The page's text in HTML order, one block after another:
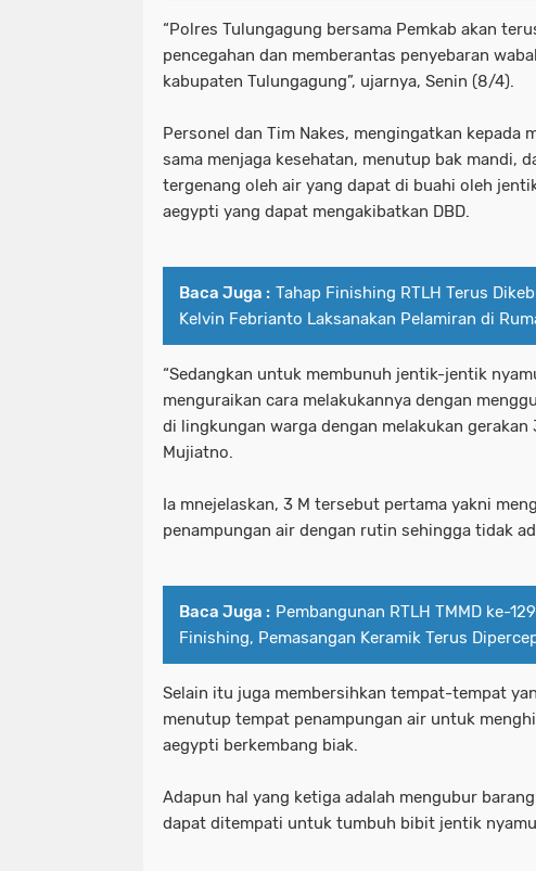
“Polres Tulungagung bersama Pemkab akan
pencegahan dan memberantas penyebaran
kabupaten Tulungagung”, ujarnya, Senin (8/4).
Personel dan Tim Nakes, mengingatkan kepada
sama menjaga kesehatan, menutup bak mandi,
tergenang oleh air yang dapat di buahi oleh
aegypti yang dapat mengakibatkan DBD.
Baca Juga : Tahap Finishing RTLH Terus
Kelvin Febrianto Laksanakan Pelamiran di
“Sedangkan untuk membunuh jentik-jentik
menguraikan cara melakukannya dengan
di lingkungan warga dengan melakukan gerakan
Mujiatno.
Ia mnejelaskan, 3 M tersebut pertama yakni
penampungan air dengan rutin sehingga tidak
Baca Juga : Pembangunan RTLH TMMD ke-
Finishing, Pemasangan Keramik Terus
Selain itu juga membersihkan tempat-tempat
menutup tempat penampungan air untuk
aegypti berkembang biak.
Adapun hal yang ketiga adalah mengubur
dapat ditempati untuk tumbuh bibit jentik